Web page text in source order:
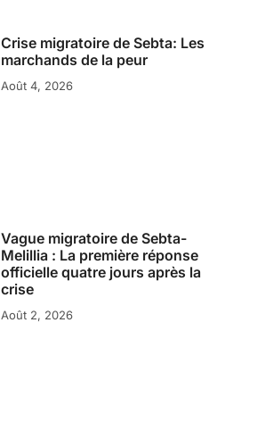
Crise migratoire de Sebta: Les
marchands de la peur
Août 4, 2026
Vague migratoire de Sebta-
Melillia : La première réponse
officielle quatre jours après la
crise
Août 2, 2026